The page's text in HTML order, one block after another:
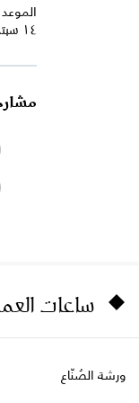
١٤ سبتمبر ٢٠٢٥
ساعات
ورشة الصُنّاع